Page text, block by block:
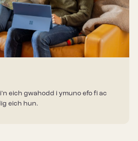
eich gwahodd i ymuno efo fi ac
eich hun.